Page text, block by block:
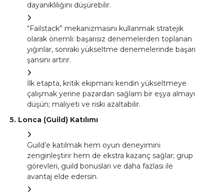
dayanıklılığını düşürebilir.
“Failstack” mekanizmasını kullanmak stratejik
olarak önemli: başarısız denemelerden toplanan
yığınlar, sonraki yükseltme denemelerinde başarı
şansını artırır.
İlk etapta, kritik ekipmanı kendin yükseltmeye
çalışmak yerine pazardan sağlam bir eşya almayı
düşün; maliyeti ve riski azaltabilir.
5. Lonca (Guild) Katılımı
Guild’e katılmak hem oyun deneyimini
zenginleştirir hem de ekstra kazanç sağlar; grup
görevleri, guild bonusları ve daha fazlası ile
avantaj elde edersin.